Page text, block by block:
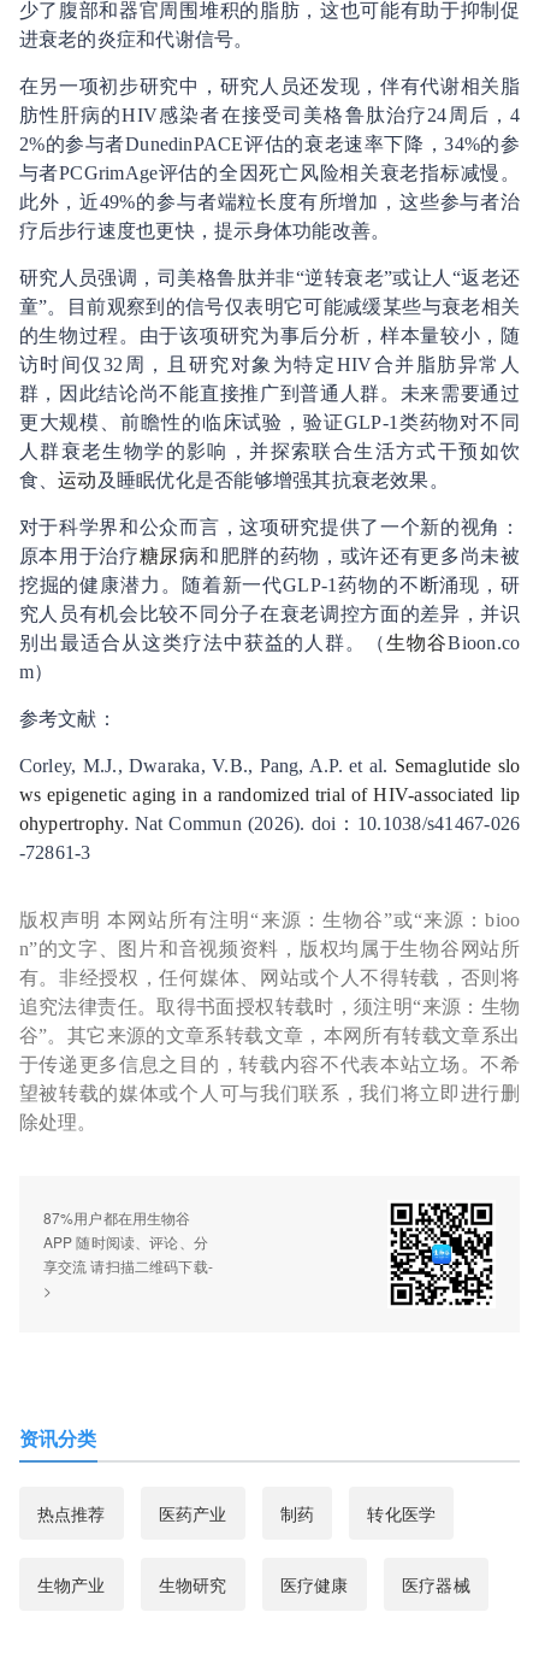
少了腹部和器官周围堆积的脂肪，这也可能有助于抑制促
进衰老的炎症和代谢信号。
在另一项初步研究中，研究人员还发现，伴有代谢相关脂
肪性肝病的HIV感染者在接受司美格鲁肽治疗24周后，4
2%的参与者DunedinPACE评估的衰老速率下降，34%的参
与者PCGrimAge评估的全因死亡风险相关衰老指标减慢。
此外，近49%的参与者端粒长度有所增加，这些参与者治
疗后步行速度也更快，提示身体功能改善。
研究人员强调，司美格鲁肽并非“逆转衰老”或让人“返老还
童”。目前观察到的信号仅表明它可能减缓某些与衰老相关
的生物过程。由于该项研究为事后分析，样本量较小，随
访时间仅32周，且研究对象为特定HIV合并脂肪异常人
群，因此结论尚不能直接推广到普通人群。未来需要通过
更大规模、前瞻性的临床试验，验证GLP-1类药物对不同
人群衰老生物学的影响，并探索联合生活方式干预如饮
食、运动 及睡眠优化是否能够增强其抗衰老效果。
对于科学界和公众而言，这项研究提供了一个新的视角：
原本用于治疗糖尿病和肥胖的药物，或许还有更多尚未被
挖掘的健康潜力。随着新一代GLP-1药物的不断涌现，研
究人员有机会比较不同分子在衰老调控方面的差异，并识
别出最适合从这类疗法中获益的人群。（生物谷Bioon.co
m）
参考文献：
Corley, M.J., Dwaraka, V.B., Pang, A.P. et al. Semaglutide slo
ws epigenetic aging in a randomized trial of HIV-associated lip
ohypertrophy. Nat Commun (2026). doi：10.1038/s41467-026
-72861-3
版权声明 本网站所有注明“来源：生物谷”或“来源：bioo
n”的文字、图片和音视频资料，版权均属于生物谷网站所
有。非经授权，任何媒体、网站或个人不得转载，否则将
追究法律责任。取得书面授权转载时，须注明“来源：生物
谷”。其它来源的文章系转载文章，本网所有转载文章系出
于传递更多信息之目的，转载内容不代表本站立场。不希
望被转载的媒体或个人可与我们联系，我们将立即进行删
除处理。
87%用户都在用生物谷
APP 随时阅读、评论、分
享交流 请扫描二维码下载-
>
资讯分类
热点推荐 医药产业 制药 转化医学
生物产业 生物研究 医疗健康 医疗器械